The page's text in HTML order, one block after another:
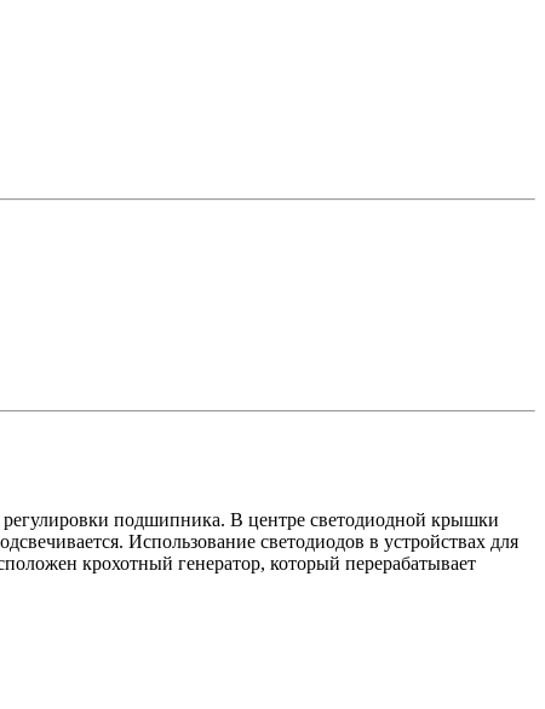
подшипника. В центре светодиодной крышки
Использование светодиодов в устройствах для
крохотный генератор, который перерабатывает